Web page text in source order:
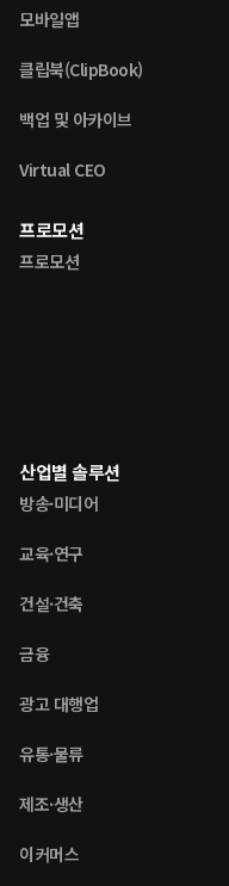
모바일앱
클립북(ClipBook)
백업 및 아카이브
Virtual CEO
프로모션
프로모션
산업별 솔루션
방송·미디어
교육·연구
건설·건축
금융
광고 대행업
유통·물류
제조·생산
이커머스